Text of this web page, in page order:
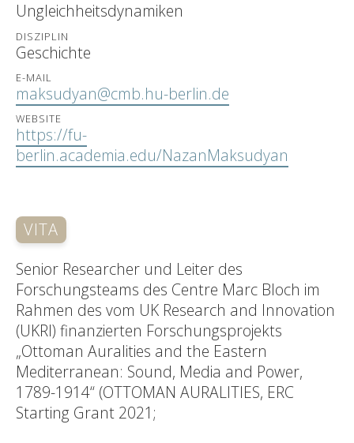
Ungleichheitsdynamiken
DISZIPLIN
Geschichte
E-MAIL
maksudyan@cmb.hu-berlin.de
WEBSITE
https://fu-
berlin.academia.edu/NazanMaksudyan
VITA
Senior Researcher und Leiter des
Forschungsteams des Centre Marc Bloch im
Rahmen des vom UK Research and Innovation
(UKRI) finanzierten Forschungsprojekts
„Ottoman Auralities and the Eastern
Mediterranean: Sound, Media and Power,
1789-1914“ (OTTOMAN AURALITIES, ERC
Starting Grant 2021;